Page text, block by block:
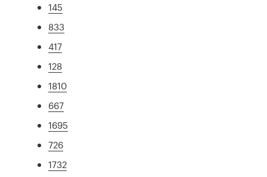
145
833
417
128
1810
667
1695
726
1732